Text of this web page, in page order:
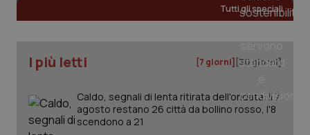
Tutti gli speciali
I più letti [7 giorni] [30 giorni]
Caldo, segnali di lenta ritirata dell'ondata: il 7
agosto restano 26 città da bollino rosso, l'8
scendono a 21